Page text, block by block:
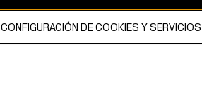
CONFIGURACIÓN DE COOKIES Y SERVICIOS